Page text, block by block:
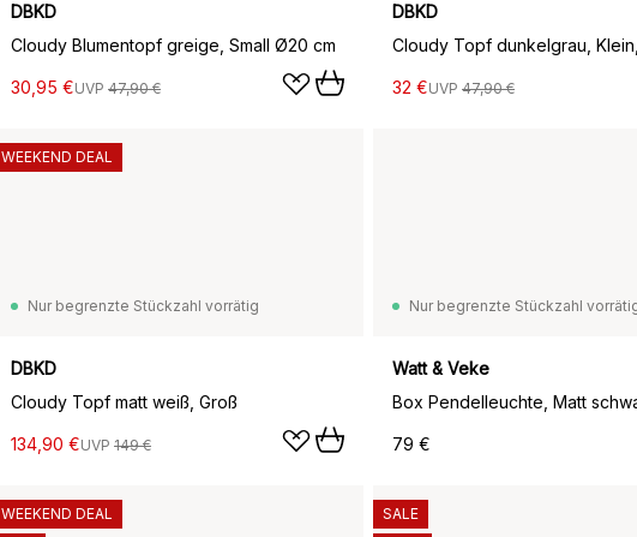
DBKD
Cloudy Blumentopf greige, Small Ø20 cm
30,95 €UVP 47,90 €
DBKD
Cloudy Topf dunkelgrau,
32 €UVP 47,90 €
Nur begrenzte Stückzahl vorrätig
DBKD
Cloudy Topf matt weiß, Groß
134,90 €UVP 149 €
WEEKEND DEAL
Nur begrenzte Stückzahl
Watt & Veke
Box Pendelleuchte, Matt
79 €
WEEKEND DEAL
SALE